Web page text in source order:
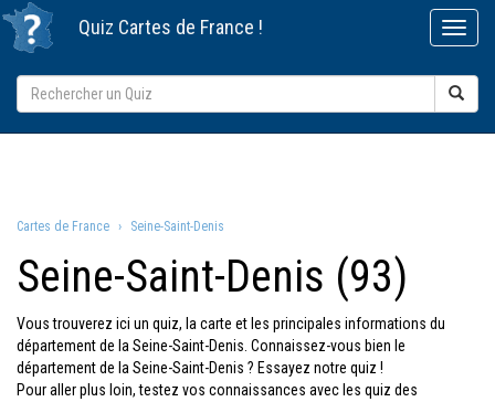
Quiz Cartes de France !
Cartes de France Seine-Saint-Denis
Seine-Saint-Denis (93)
Vous trouverez ici un quiz, la carte et les principales informations du
département de la Seine-Saint-Denis. Connaissez-vous bien le
département de la Seine-Saint-Denis ? Essayez notre quiz !
Pour aller plus loin, testez vos connaissances avec les quiz des